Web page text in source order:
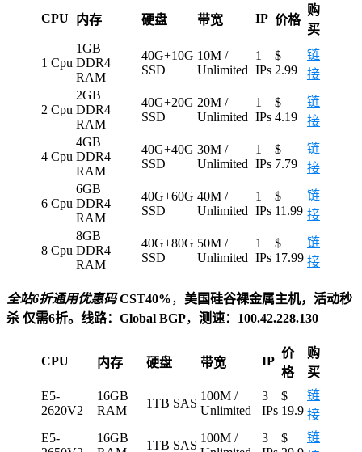
CPU 内存 硬盘 带宽 IP 价格
购
买
1 Cpu
1GB
DDR4
RAM
40G+10G
SSD
10M /
Unlimited
1
IPs
$
2.99
链
接
2 Cpu
2GB
DDR4
RAM
40G+20G
SSD
20M /
Unlimited
1
IPs
$
4.19
链
接
4 Cpu
4GB
DDR4
RAM
40G+40G
SSD
30M /
Unlimited
1
IPs
$
7.79
链
接
6 Cpu
6GB
DDR4
RAM
40G+60G
SSD
40M /
Unlimited
1
IPs
$
11.99
链
接
8 Cpu
8GB
DDR4
RAM
40G+80G
SSD
50M /
Unlimited
1
IPs
$
17.99
链
接
全站6折通用优惠码 CST40%， 美国硅谷裸金属主机，活动秒
杀 仅需6折。线路：Global BGP， 测速：100.42.228.130
CPU 内存 硬盘 带宽 IP
价
格
购
买
E5-
2620V2
16GB
RAM
1TB SAS
100M /
Unlimited
3
IPs
$
19.9
链
接
E5-
16GB
1TB SAS
100M /
3
$
链